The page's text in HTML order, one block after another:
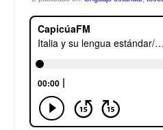
Escuchalibros.com
Glosariocastellano.com
Donaciones